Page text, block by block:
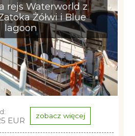
rejs Waterworld z
Żółwi i Blue
lagoon
EUR zobacz więcej